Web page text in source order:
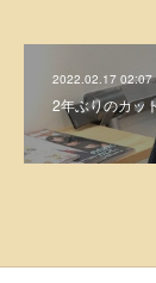
2022.02.17 02:07
2年ぶりのカッ